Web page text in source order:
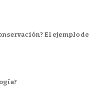
El ejemplo de